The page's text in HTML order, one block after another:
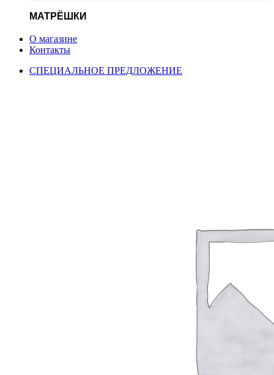
МАТРЁШКИ
О магазине
Контакты
СПЕЦИАЛЬНОЕ ПРЕДЛОЖЕНИЕ